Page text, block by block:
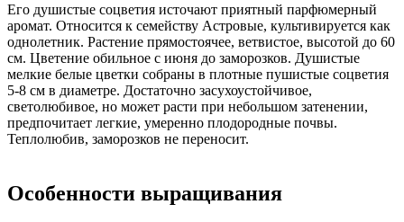
Его душистые соцветия источают приятный парфюмерный
аромат. Относится к семейству Астровые, культивируется как
однолетник. Растение прямостоячее, ветвистое, высотой до 60
см. Цветение обильное с июня до заморозков. Душистые
мелкие белые цветки собраны в плотные пушистые соцветия
5-8 см в диаметре. Достаточно засухоустойчивое,
светолюбивое, но может расти при небольшом затенении,
предпочитает легкие, умеренно плодородные почвы.
Теплолюбив, заморозков не переносит.
Особенности выращивания